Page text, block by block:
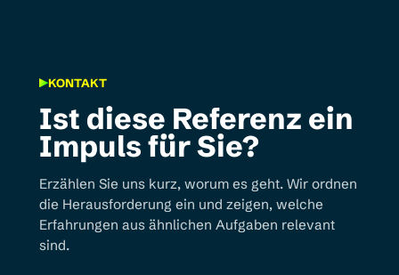
KONTAKT
Ist diese Referenz ein
Impuls für Sie?
Erzählen Sie uns kurz, worum es geht. Wir ordnen
die Herausforderung ein und zeigen, welche
Erfahrungen aus ähnlichen Aufgaben relevant
sind.